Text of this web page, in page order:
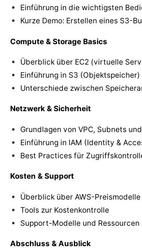
Einführung in die wichtigsten
Kurze Demo: Erstellen eines S3-
Compute & Storage Basics
Überblick über EC2 (virtuelle
Einführung in S3 (Objektspeicher)
Unterschiede zwischen
Netzwerk & Sicherheit
Grundlagen von VPC, Subnets
Einführung in IAM (Identity &
Best Practices für
Kosten & Support
Überblick über AWS-Preismodelle
Tools zur Kostenkontrolle
Support-Modelle und Ressourcen
Abschluss & Ausblick